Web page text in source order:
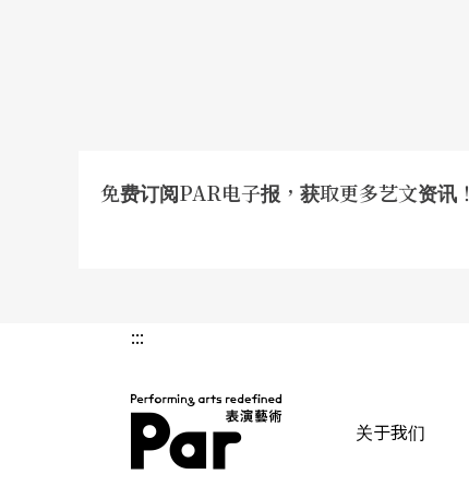
免费订阅PAR电子报，获取更多艺文资讯！
:::
关于我们